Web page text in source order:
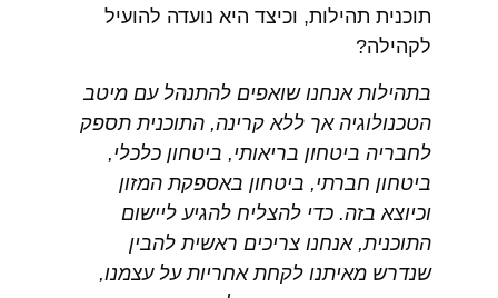
תוכנית תהילות, וכיצד היא נועדה להועיל
לקהילה?
בתהילות אנחנו שואפים להתנהל עם מיטב
הטכנולוגיה אך ללא קרינה, התוכנית תספק
לחבריה ביטחון בריאותי, ביטחון כלכלי,
ביטחון חברתי, ביטחון באספקת המזון
וכיוצא בזה. כדי להצליח להגיע ליישום
התוכנית, אנחנו צריכים ראשית להבין
שנדרש מאיתנו לקחת אחריות על עצמנו,